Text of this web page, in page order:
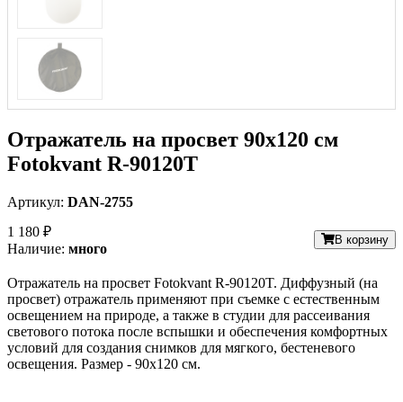
Отражатель на просвет 90х120 см
Fotokvant R-90120T
Артикул: DAN-2755
1 180 ₽
Наличие: много
В корзину
Отражатель на просвет Fotokvant R-90120T. Диффузный (на
просвет) отражатель применяют при съемке с естественным
освещением на природе, а также в студии для рассеивания
светового потока после вспышки и обеспечения комфортных
условий для создания снимков для мягкого, бестеневого
освещения. Размер - 90х120 см.